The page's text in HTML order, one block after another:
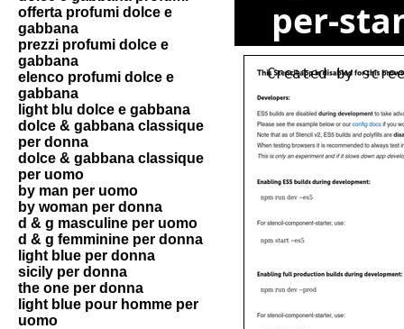
offerta profumi dolce e
gabbana
prezzi profumi dolce e
gabbana
elenco profumi dolce e
gabbana
light blu dolce e gabbana
dolce & gabbana classique
per donna
dolce & gabbana classique
per uomo
by man per uomo
by woman per donna
d & g masculine per uomo
d & g femminine per donna
light blue per donna
sicily per donna
the one per donna
light blue pour homme per
uomo
per-